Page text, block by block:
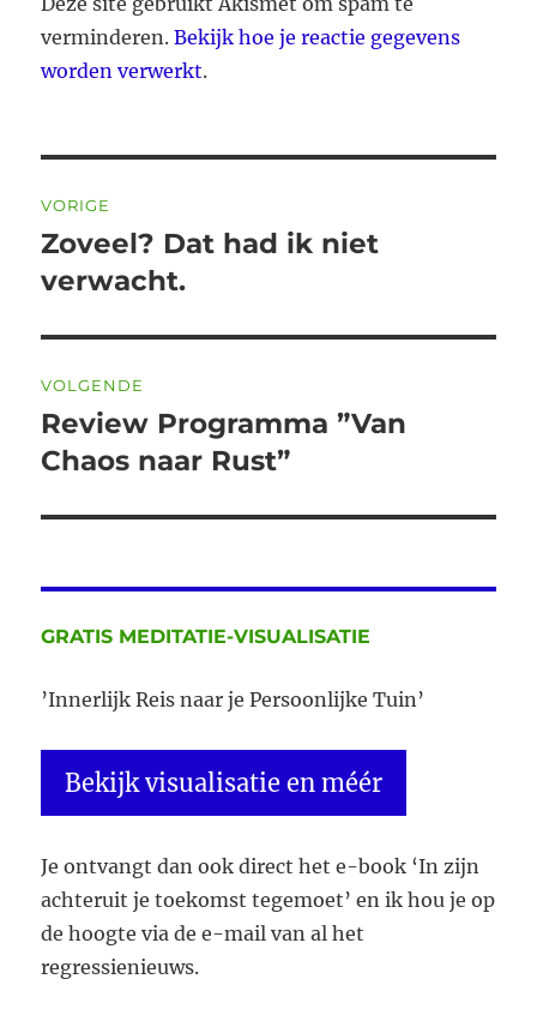
verminderen.Bekijk hoe je reactie gegevens
worden verwerkt.
navigatie
VORIGE
Vorig
bericht:
Zoveel? Dat had ik niet
verwacht.
VOLGENDE
Volgend
bericht:
Review Programma ”Van
Chaos naar Rust”
GRATIS MEDITATIE-VISUALISATIE
’Innerlijk Reis naar je Persoonlijke Tuin’
Bekijk visualisatie en méér
Je ontvangt dan ook direct het e-book ‘In zijn
achteruit je toekomst tegemoet’ en ik hou je op
de hoogte via de e-mail van al het
regressienieuws.